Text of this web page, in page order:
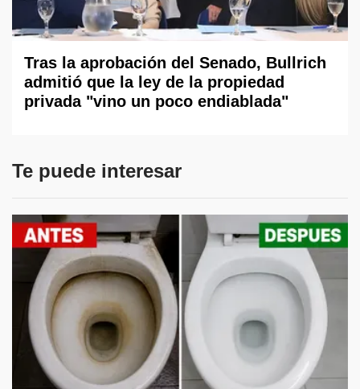
Tras la aprobación del Senado, Bullrich
admitió que la ley de la propiedad
privada "vino un poco endiablada"
Te puede interesar